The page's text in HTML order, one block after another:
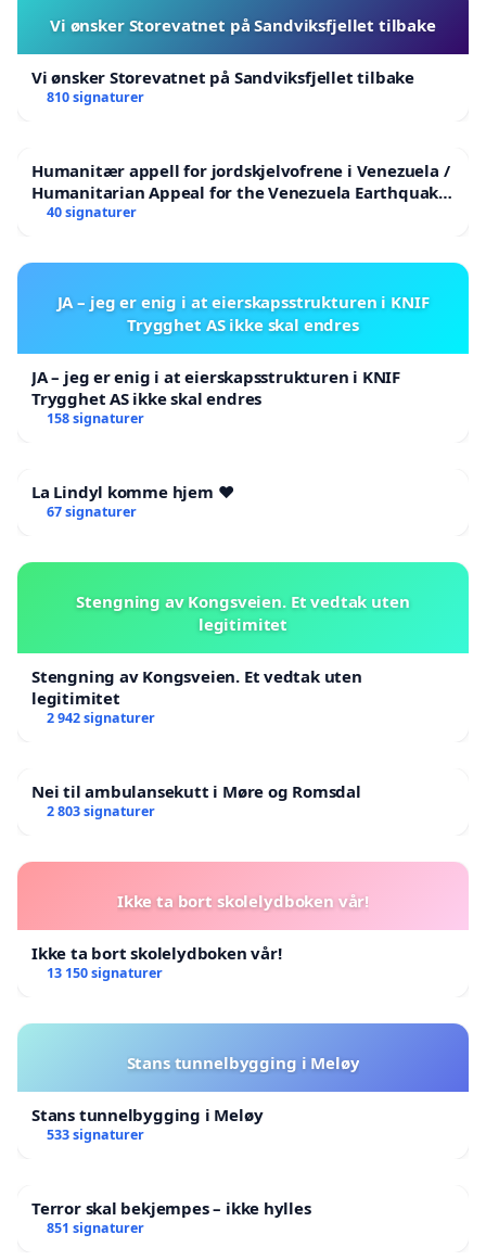
Vi ønsker Storevatnet på Sandviksfjellet tilbake
Vi ønsker Storevatnet på Sandviksfjellet tilbake
810 signaturer
Humanitær appell for jordskjelvofrene i Venezuela /
Humanitarian Appeal for the Venezuela Earthquake
Victims
40 signaturer
JA – jeg er enig i at eierskapsstrukturen i KNIF
Trygghet AS ikke skal endres
JA – jeg er enig i at eierskapsstrukturen i KNIF
Trygghet AS ikke skal endres
158 signaturer
La Lindyl komme hjem ❤️
67 signaturer
Stengning av Kongsveien. Et vedtak uten
legitimitet
Stengning av Kongsveien. Et vedtak uten
legitimitet
2 942 signaturer
Nei til ambulansekutt i Møre og Romsdal
2 803 signaturer
Ikke ta bort skolelydboken vår!
Ikke ta bort skolelydboken vår!
13 150 signaturer
Stans tunnelbygging i Meløy
Stans tunnelbygging i Meløy
533 signaturer
Terror skal bekjempes – ikke hylles
851 signaturer